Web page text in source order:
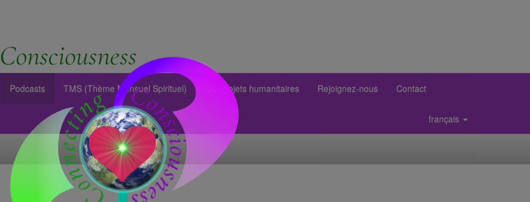
Consciousness
Podcasts TMS (Thème Mensuel Spirituel) CC Projets humanitaires Rejoignez-nous Contact
français